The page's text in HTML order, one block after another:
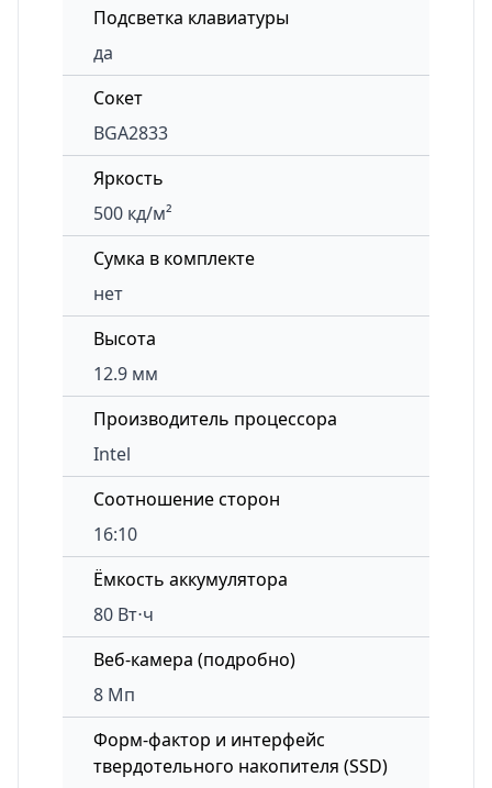
Подсветка клавиатуры
да
Сокет
BGA2833
Яркость
500 кд/м²
Сумка в комплекте
нет
Высота
12.9 мм
Производитель процессора
Intel
Соотношение сторон
16:10
Ёмкость аккумулятора
80 Вт⋅ч
Веб-камера (подробно)
8 Мп
Форм-фактор и интерфейс
твердотельного накопителя (SSD)